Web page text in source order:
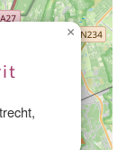
×